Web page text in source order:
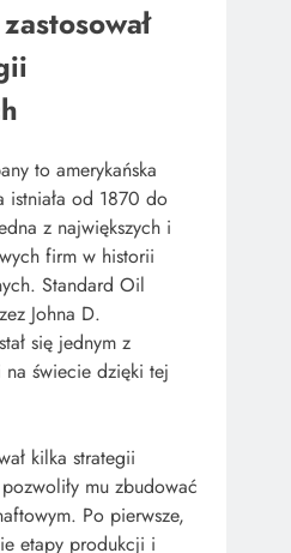
to amerykańska
istniała od 1870 do
z największych i
firm w historii
Standard Oil
Johna D.
się jednym z
świecie dzięki tej
kilka strategii
mu zbudować
Po pierwsze,
etapy produkcji i